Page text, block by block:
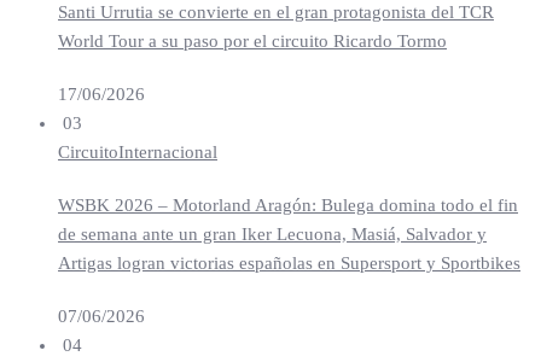
Santi Urrutia se convierte en el gran protagonista del TCR
World Tour a su paso por el circuito Ricardo Tormo
17/06/2026
03
CircuitoInternacional
WSBK 2026 – Motorland Aragón: Bulega domina todo el fin
de semana ante un gran Iker Lecuona, Masiá, Salvador y
Artigas logran victorias españolas en Supersport y Sportbikes
07/06/2026
04